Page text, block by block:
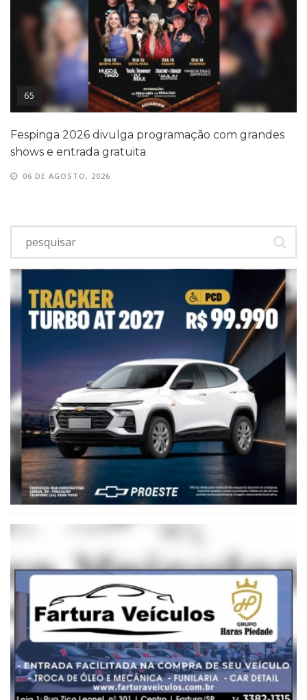
65
Fespinga 2026 divulga programação com grandes
shows e entrada gratuita
06 DE AGOSTO, 2026